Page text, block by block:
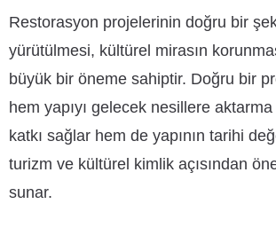
Restorasyon projelerinin doğru bir
yürütülmesi, kültürel mirasın
büyük bir öneme sahiptir. Doğru bir
hem yapıyı gelecek nesillere
katkı sağlar hem de yapının tarihi
turizm ve kültürel kimlik açısından
sunar.